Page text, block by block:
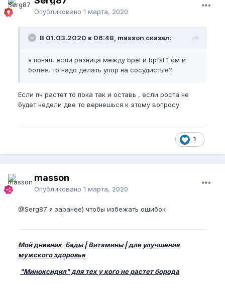
Опубликовано 1 марта, 2020
В 01.03.2020 в 06:48, masson сказал:
я понял, если разница между bpel и bpfsl 1 см и
более, то надо делать упор на сосудистые?
Если пч растет то пока так и оставь , если роста не
будет недели две то вернешься к этому вопросу
1
masson
Опубликовано 1 марта, 2020
@Serg87 я заранее) чтобы избежать ошибок
Мой дневник Бады | Витамины | для улучшения
мужского здоровья
"Миноксидил" для тех у кого не растет борода